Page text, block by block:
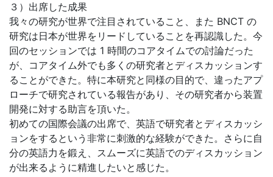
３）出席した成果
我々の研究が世界で注目されていること、また BNCT の
研究は日本が世界をリードしていることを再認識した。今
回のセッションでは 1 時間のコアタイムでの討論だった
が、コアタイム外でも多くの研究者とディスカッションす
ることができた。特に本研究と同様の目的で、違ったアプ
ローチで研究されている報告があり、その研究者から装置
開発に対する助言を頂いた。
初めての国際会議の出席で、英語で研究者とディスカッシ
ョンをするという非常に刺激的な経験ができた。さらに自
分の英語力を鍛え、スムーズに英語でのディスカッション
が出来るように精進したいと感じた。